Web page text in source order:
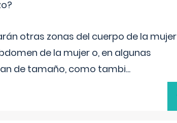
otras zonas del cuerpo de la mujer
de la mujer o, en algunas
de tamaño, como tambi...